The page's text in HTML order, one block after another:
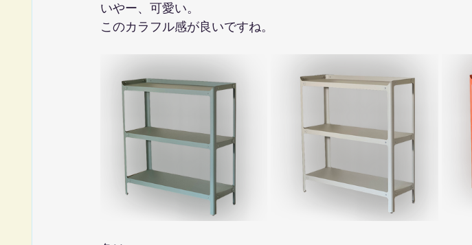
いやー、可愛い。
このカラフル感が良いですね。